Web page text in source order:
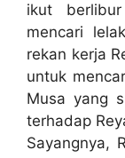
ikut
mencari
rekan kerja
untuk
Musa yang
terhadap
Sayangnya,